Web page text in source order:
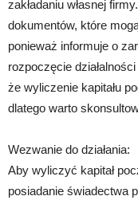
zakładaniu własnej
dokumentów, które
ponieważ informuje o
rozpoczęcie
że wyliczenie kapitału
dlatego warto
Wezwanie do działania:
Aby wyliczyć kapitał
posiadanie świadectwa